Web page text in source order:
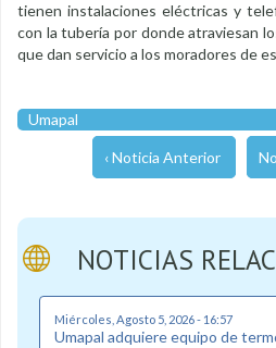
tienen instalaciones eléctricas y
con la tubería por donde atraviesan
que dan servicio a los moradores de
Umapal
‹ Noticia Anterior
NOTICIAS
Miércoles, Agosto 5, 2026 - 16:57
Umapal adquiere equipo de